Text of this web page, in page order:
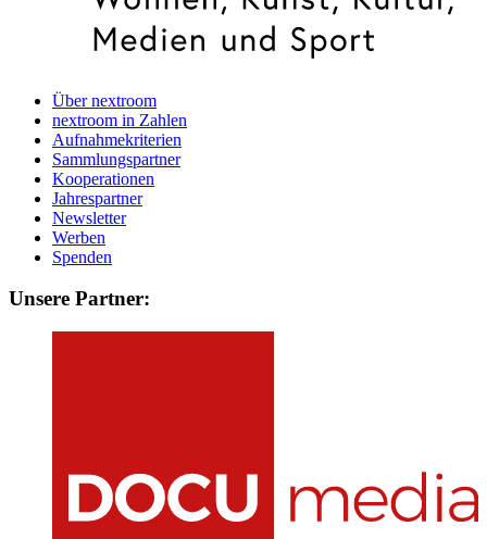
Über nextroom
nextroom in Zahlen
Aufnahmekriterien
Sammlungspartner
Kooperationen
Jahrespartner
Newsletter
Werben
Spenden
Unsere Partner: